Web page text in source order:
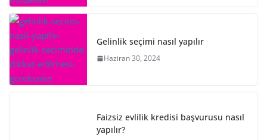
Gelinlik seçimi nasıl yapılır
Haziran 30, 2024
Faizsiz evlilik kredisi başvurusu nasıl
yapılır?